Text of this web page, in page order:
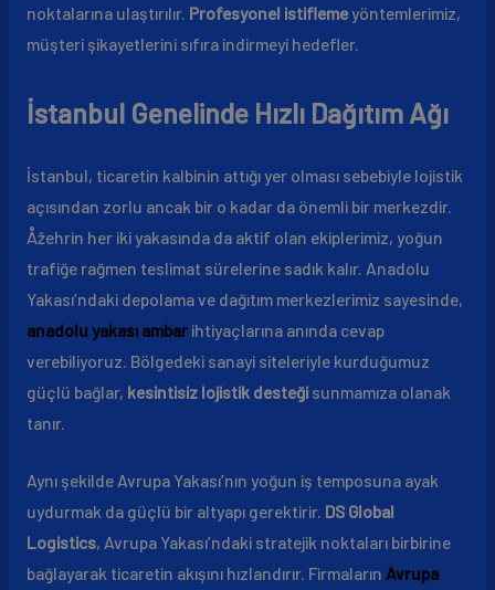
noktalarına ulaştırılır. Profesyonel istiflemeyöntemlerimiz,
müşteri şikayetlerini sıfıra indirmeyi hedefler.
İstanbul Genelinde Hızlı Dağıtım Ağı
İstanbul, ticaretin kalbinin attığı yer olması sebebiyle lojistik
açısından zorlu ancak bir o kadar da önemli bir merkezdir.
Åžehrin her iki yakasında da aktif olan ekiplerimiz, yoğun
trafiğe rağmen teslimat sürelerine sadık kalır. Anadolu
Yakası’ndaki depolama ve dağıtım merkezlerimiz sayesinde,
anadolu yakası ambarihtiyaçlarına anında cevap
verebiliyoruz. Bölgedeki sanayi siteleriyle kurduğumuz
güçlü bağlar, kesintisiz lojistik desteğisunmamıza olanak
tanır.
Aynı şekilde Avrupa Yakası’nın yoğun iş temposuna ayak
uydurmak da güçlü bir altyapı gerektirir. DS Global
Logistics, Avrupa Yakası’ndaki stratejik noktaları birbirine
bağlayarak ticaretin akışını hızlandırır. Firmaların Avrupa